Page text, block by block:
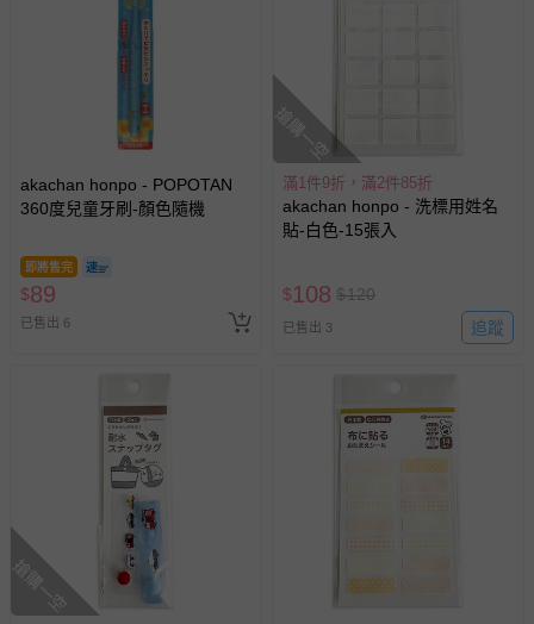
akachan honpo - POPOTAN
360度兒童牙刷-顏色隨機
即將售完
$89
已售出 6
搶購一空
滿1件9折，滿2件85折
akachan honpo - 洗標用姓名
貼-白色-15張入
$108 $120
已售出 3 追蹤
搶購一空